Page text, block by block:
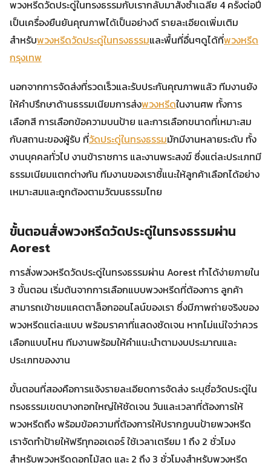
พวงหรีดวัดประดู่ในทรงธรรมกับเรากลับมาสั่งซ้ำเฉลี่ย 4 ครั้งต่อปี
เป็นเครื่องยืนยันคุณภาพได้เป็นอย่างดี รายละเอียดเพิ่มเติม
สำหรับพวงหรีดวัดประดู่ในทรงธรรมและพื้นที่อื่นๆดูได้ที่พวงหรีด
กรุงเทพ
นอกจากการจัดส่งที่รวดเร็วและรับประกันคุณภาพแล้ว ทีมงานยัง
ให้คำปรึกษาด้านธรรมเนียมการส่งพวงหรีดในงานศพ ทั้งการ
เลือกสี การเลือกข้อความบนป้าย และการเลือกขนาดที่เหมาะสม
กับสถานะของผู้รับ ที่วัดประดู่ในทรงธรรมมักมีงานหลายระดับ ทั้ง
งานบุคคลทั่วไป งานข้าราชการ และงานพระสงฆ์ ซึ่งแต่ละประเภทมี
ธรรมเนียมแตกต่างกัน ทีมงานของเราชี้แนะให้ลูกค้าเลือกได้อย่าง
เหมาะสมและถูกต้องตามวัฒนธรรมไทย
ขั้นตอนสั่งพวงหรีดวัดประดู่ในทรงธรรมผ่าน
Aorest
การสั่งพวงหรีดวัดประดู่ในทรงธรรมผ่าน Aorest ทำได้ง่ายภายใน
3 ขั้นตอน เริ่มต้นจากการเลือกแบบพวงหรีดที่ต้องการ ลูกค้า
สามารถเข้าชมแคตตาล็อกออนไลน์ของเรา ซึ่งมีภาพถ่ายจริงของ
พวงหรีดแต่ละแบบ พร้อมราคาที่แสดงชัดเจน หากไม่แน่ใจว่าควร
เลือกแบบไหน ทีมงานพร้อมให้คำแนะนำตามงบประมาณและ
ประเภทของงาน
ขั้นตอนที่สองคือการแจ้งรายละเอียดการจัดส่ง ระบุชื่อวัดประดู่ใน
ทรงธรรมเขตบางกอกใหญ่ให้ชัดเจน วันและเวลาที่ต้องการให้
พวงหรีดถึง พร้อมข้อความที่ต้องการให้ปรากฏบนป้ายพวงหรีด
เราจัดทำป้ายให้ฟรีทุกออเดอร์ ใช้เวลาเตรียม 1 ถึง 2 ชั่วโมง
สำหรับพวงหรีดดอกไม้สด และ 2 ถึง 3 ชั่วโมงสำหรับพวงหรีด